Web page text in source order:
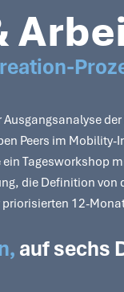
Peers im
Tagesworkshop
die Definition von
12-
auf sechs